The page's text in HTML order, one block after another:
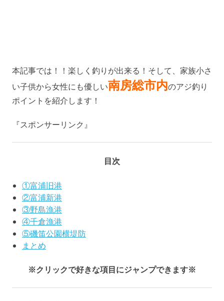
本記事では！！楽しく釣りが出来る！そして、家族小さ
い子供から女性にも優しい南房総市内のアジ釣り
ポイントを紹介します！
『スポンサーリンク』
目次
①富浦旧港
②富浦新港
③野島漁港
④千倉漁港
⑤磯笛公園横堤防
まとめ
※クリックで好きな項目にジャンプできます※